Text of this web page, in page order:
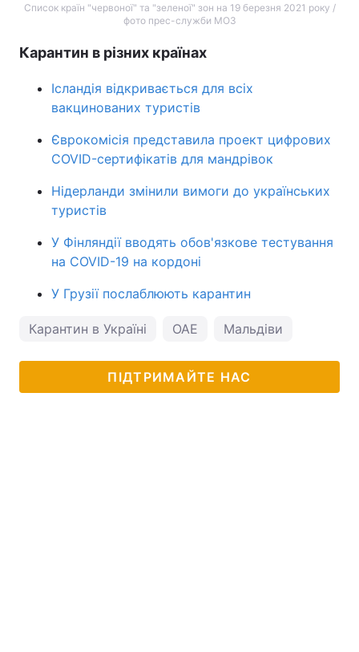
Список країн "червоної" та "зеленої" зон на 19 березня 2021 року /
фото прес-служби МОЗ
Карантин в різних країнах
Ісландія відкривається для всіх
вакцинованих туристів
Єврокомісія представила проект цифрових
COVID-сертифікатів для мандрівок
Нідерланди змінили вимоги до українських
туристів
У Фінляндії вводять обов'язкове тестування
на COVID-19 на кордоні
У Грузії послаблюють карантин
Карантин в Україні ОАЕ Мальдіви
ПІДТРИМАЙТЕ НАС